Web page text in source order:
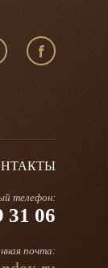
телефон:
31 06
почта: